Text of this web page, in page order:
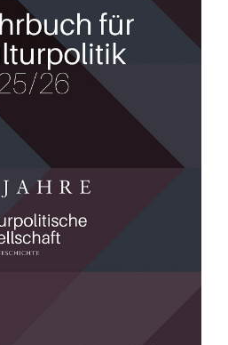
Projekte
Infothek
Kontakt